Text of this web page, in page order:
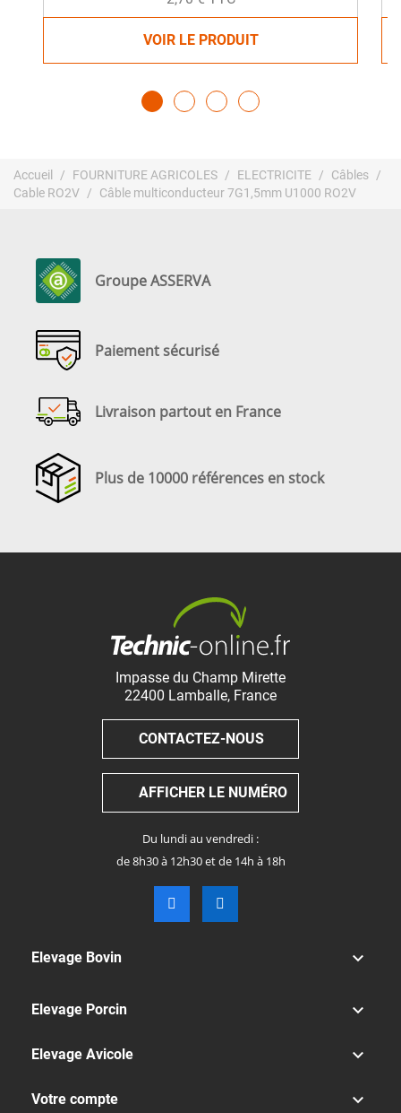
VOIR LE PRODUIT
Accueil FOURNITURE AGRICOLES ELECTRICITE
Câbles
Cable RO2V
Câble multiconducteur 7G1,5mm U1000 RO2V
Groupe ASSERVA
Paiement sécurisé
Livraison partout en France
Plus de 10000 références en stock
Impasse du Champ Mirette
22400 Lamballe, France
CONTACTEZ-NOUS
AFFICHER LE NUMÉRO
Du lundi au vendredi :
de 8h30 à 12h30 et de 14h à 18h
Elevage Bovin 
Elevage Porcin 
Elevage Avicole 
Votre compte 